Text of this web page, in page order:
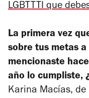
LGBTTTI que
La primera vez
sobre tus metas
mencionaste
año lo cumpliste,
Karina Macías, de